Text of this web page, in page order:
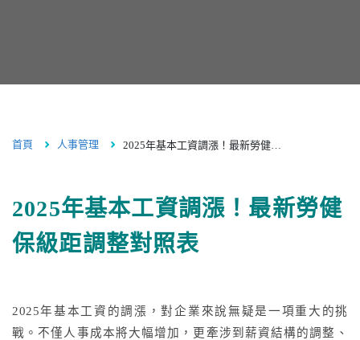
海外服務
更多文章
免費試用
首頁 人事管理
2025年基本工資調漲！最新勞健
保級距調整對照表
2025年基本工資的調漲，對企業來說無疑是一項重大的挑
戰。不僅人事成本將大幅增加，更牽涉到薪資結構的調整、